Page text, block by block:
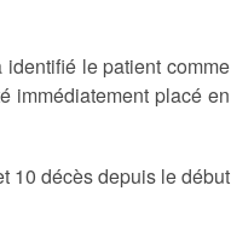
le patient comme
immédiatement placé en
10 décès depuis le début